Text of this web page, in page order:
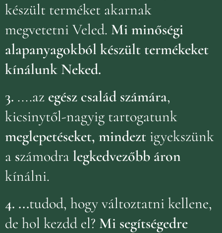
készült terméket akarnak
megvetetni Veled. Mi minőségi
alapanyagokból készült termékeket
kínálunk Neked.
3. ....az egész család számára,
kicsinytől-nagyig tartogatunk
meglepetéseket, mindezt igyekszünk
a számodralegkedvezőbb áron
kínálni.
4. ...tudod, hogy változtatni kellene,
de hol kezdd el? Mi segítségedre